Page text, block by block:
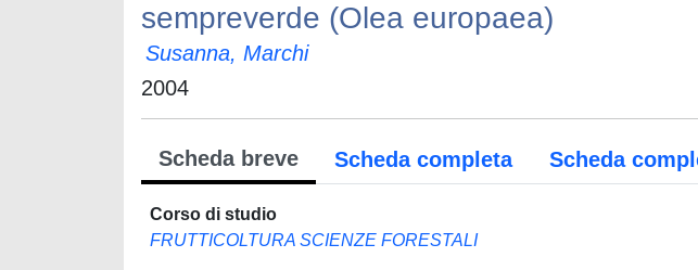
sempreverde (Olea europaea)
Susanna, Marchi
2004
Scheda breve Scheda completa Scheda
Corso di studio
FRUTTICOLTURA SCIENZE FORESTALI